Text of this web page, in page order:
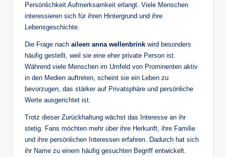
Persönlichkeit Aufmerksamkeit erlangt. Viele Menschen
interessieren sich für ihren Hintergrund und ihre
Lebensgeschichte.
Die Frage nach aileen anna wellenbrink wird besonders
häufig gestellt, weil sie eine eher private Person ist.
Während viele Menschen im Umfeld von Prominenten aktiv
in den Medien auftreten, scheint sie ein Leben zu
bevorzugen, das stärker auf Privatsphäre und persönliche
Werte ausgerichtet ist.
Trotz dieser Zurückhaltung wächst das Interesse an ihr
stetig. Fans möchten mehr über ihre Herkunft, ihre Familie
und ihre persönlichen Interessen erfahren. Dadurch hat sich
ihr Name zu einem häufig gesuchten Begriff entwickelt.